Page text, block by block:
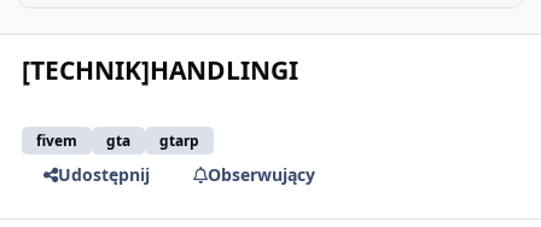
[TECHNIK]HANDLINGI
fivem gta gtarp
Udostępnij Obserwujący